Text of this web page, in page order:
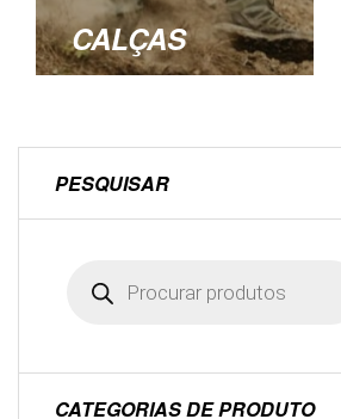
CALÇAS
PESQUISAR
CATEGORIAS DE PRODUTO